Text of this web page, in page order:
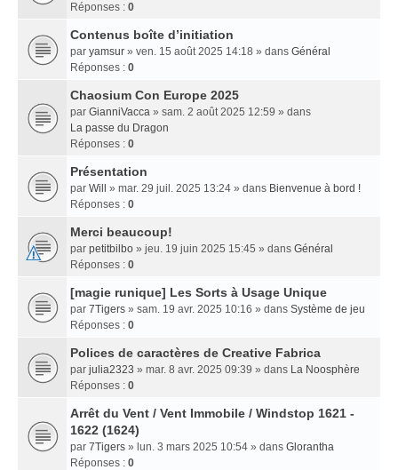
Réponses : 0
Contenus boîte d’initiation
par yamsur » ven. 15 août 2025 14:18 » dans Général
Réponses : 0
Chaosium Con Europe 2025
par GianniVacca » sam. 2 août 2025 12:59 » dans
La passe du Dragon
Réponses : 0
Présentation
par Will » mar. 29 juil. 2025 13:24 » dans Bienvenue à bord !
Réponses : 0
Merci beaucoup!
par petitbilbo » jeu. 19 juin 2025 15:45 » dans Général
Réponses : 0
[magie runique] Les Sorts à Usage Unique
par 7Tigers » sam. 19 avr. 2025 10:16 » dans Système de jeu
Réponses : 0
Polices de caractères de Creative Fabrica
par julia2323 » mar. 8 avr. 2025 09:39 » dans La Noosphère
Réponses : 0
Arrêt du Vent / Vent Immobile / Windstop 1621 -
1622 (1624)
par 7Tigers » lun. 3 mars 2025 10:54 » dans Glorantha
Réponses : 0